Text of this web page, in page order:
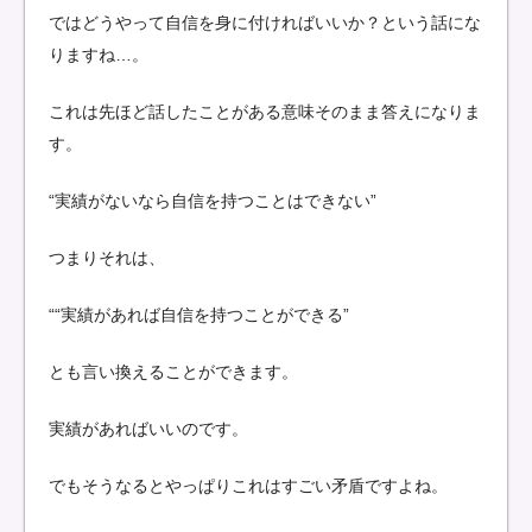
ではどうやって自信を身に付ければいいか？という話にな
りますね…。
これは先ほど話したことがある意味そのまま答えになりま
す。
“実績がないなら自信を持つことはできない”
つまりそれは、
““実績があれば自信を持つことができる”
とも言い換えることができます。
実績があればいいのです。
でもそうなるとやっぱりこれはすごい矛盾ですよね。